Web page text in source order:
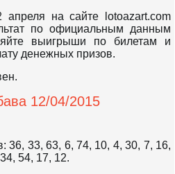
апреля на сайте lotoazart.com
по официальным данным
выигрыши по билетам и
денежных призов.
12/04/2015
33, 63, 6, 74, 10, 4, 30, 7, 16,
54, 17, 12.